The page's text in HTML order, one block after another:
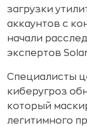
загрузки
аккаунтов с
начали
экспертов Solar
Специалисты
киберугроз
который
легитимного